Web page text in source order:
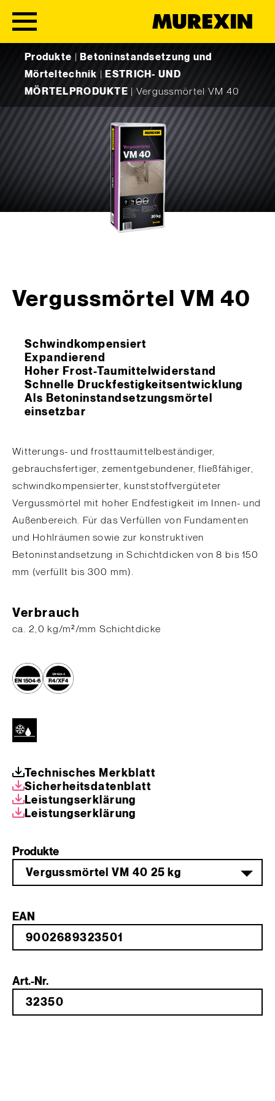
Produkte
Betoninstandsetzung und
Mörteltechnik
ESTRICH- UND
MÖRTELPRODUKTE
Vergussmörtel VM 40
Vergussmörtel VM 40
Schwindkompensiert
Expandierend
Hoher Frost-Taumittelwiderstand
Schnelle Druckfestigkeitsentwicklung
Als Betoninstandsetzungsmörtel
einsetzbar
Witterungs- und frosttaumittelbeständiger,
gebrauchsfertiger, zementgebundener, fließfähiger,
schwindkompensierter, kunststoffvergüteter
Vergussmörtel mit hoher Endfestigkeit im Innen- und
Außenbereich. Für das Verfüllen von Fundamenten
und Hohlräumen sowie zur konstruktiven
Betoninstandsetzung in Schichtdicken von 8 bis 150
mm (verfüllt bis 300 mm).
Verbrauch
​ca. 2,0 kg/m²/mm Schichtdicke
Technisches Merkblatt
Sicherheitsdatenblatt
Leistungserklärung
Leistungserklärung
Produkte
Vergussmörtel VM 40 25 kg
EAN
Art.-Nr.